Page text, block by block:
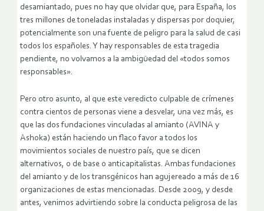
desamiantado, pues no hay que olvidar que, para España, los
tres millones de toneladas instaladas y dispersas por doquier,
potencialmente son una fuente de peligro para la salud de casi
todos los españoles. Y hay responsables de esta tragedia
pendiente, no volvamos a la ambigüedad del «todos somos
responsables».
Pero otro asunto, al que este veredicto culpable de crímenes
contra cientos de personas viene a desvelar, una vez más, es
que las dos fundaciones vinculadas al amianto (AVINA y
Ashoka) están haciendo un flaco favor a todos los
movimientos sociales de nuestro país, que se dicen
alternativos, o de base o anticapitalistas. Ambas fundaciones
del amianto y de los transgénicos han agujereado a más de 16
organizaciones de estas mencionadas. Desde 2009, y desde
antes, venimos advirtiendo sobre la conducta peligrosa de las